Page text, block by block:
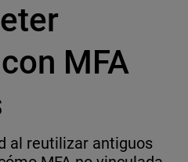
MFA
al reutilizar antiguos